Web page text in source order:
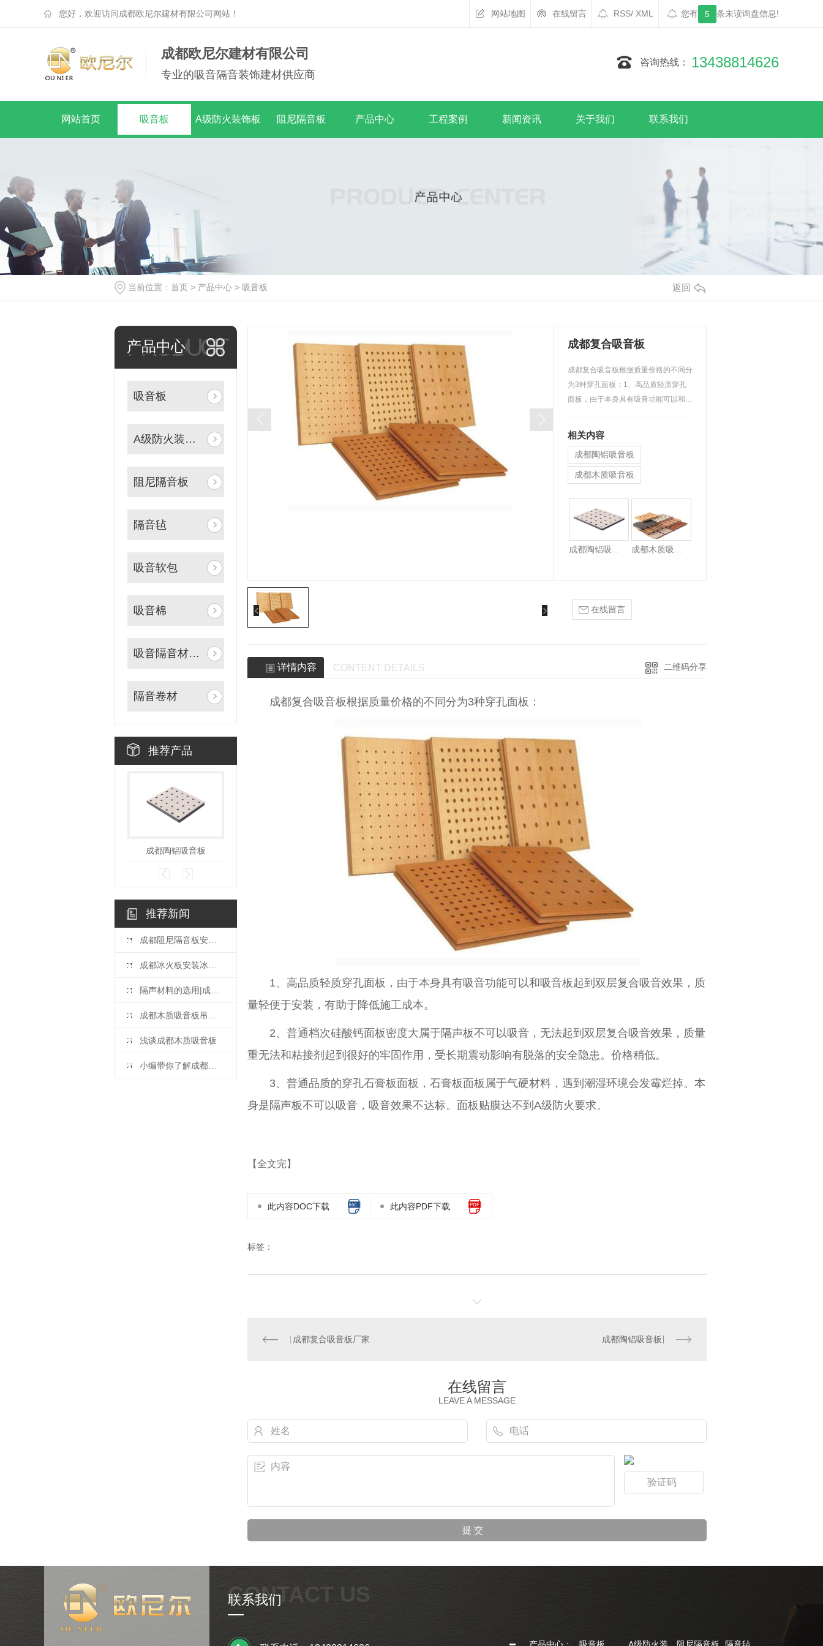
您好，欢迎访问成都欧尼尔建材有限公司网站！ 网站地图 在线留言 RSS/ XML 您有 5 条未读询盘信息!
成都欧尼尔建材有限公司
专业的吸音隔音装饰建材供应商
咨询热线： 13438814626
网站首页 吸音板 A级防火装饰板 阻尼隔音板 产品中心 工程案例 新闻资讯 关于我们 联系我们
当前位置： 首页 > 产品中心 > 吸音板 返回
PRODUCT
产品中心
吸音板
A级防火装饰板
阻尼隔音板
隔音毡
吸音软包
吸音棉
吸音隔音材料辅料
隔音卷材
推荐产品
成都陶铝吸音板 成都木质吸音板 成都冰火板厂家
推荐新闻
成都阻尼隔音板安装方法教学篇
成都冰火板安装冰火板施工工艺及注意事项是什么？
隔声材料的选用|成都阻尼隔音板
成都木质吸音板吊顶施工工艺流程
浅谈成都木质吸音板
小编带你了解成都聚酯纤维板施工的四大方法
成都复合吸音板
成都复合吸音板根据质量价格的不同分
为3种穿孔面板：1、高品质轻质穿孔
面板，由于本身具有吸音功能可以和吸
相关内容
成都陶铝吸音板
成都木质吸音板
在线留言
详情内容 CONTENT DETAILS 二维码分享
成都复合吸音板根据质量价格的不同分为3种穿孔面板：
1、高品质轻质穿孔面板，由于本身具有吸音功能可以和吸音板起到双层复合吸音效果，质
量轻便于安装，有助于降低施工成本。
2、普通档次硅酸钙面板密度大属于隔声板不可以吸音，无法起到双层复合吸音效果，质量
重无法和粘接剂起到很好的牢固作用，受长期震动影响有脱落的安全隐患。价格稍低。
3、普通品质的穿孔石膏板面板，石膏板面板属于气硬材料，遇到潮湿环境会发霉烂掉。本
身是隔声板不可以吸音，吸音效果不达标。面板贴膜达不到A级防火要求。
【全文完】
此内容DOC下载 此内容PDF下载
标签：
成都复合吸音板厂家 成都陶铝吸音板
在线留言
LEAVE A MESSAGE
CONTACT US
联系我们